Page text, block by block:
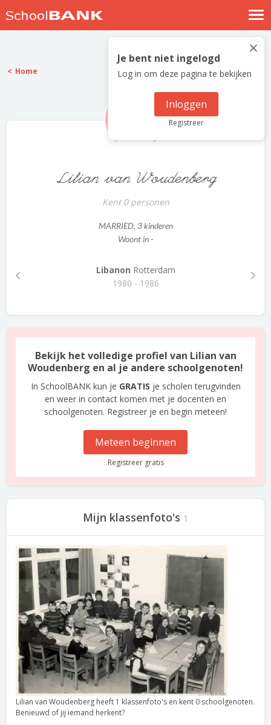
Nostalgische verhalen
Log in
Meld je gratis aan
×
Je bent niet ingelogd
Log in om deze pagina te bekijken
Inloggen
Registreer
Home
Lilian van Woudenberg
Kent 0 personen
MARRIED, 3 kinderen
Woont in -
Libanon Rotterdam
1980 - 1986
Bekijk het volledige profiel van Lilian van
Woudenberg en al je andere schoolgenoten!
In SchoolBANK kun je GRATIS je scholen terugvinden
en weer in contact komen met je docenten en
schoolgenoten. Registreer je en begin meteen!
Meteen beginnen
Registreer gratis
Mijn klassenfoto's 1
Lilian van Woudenberg heeft 1 klassenfoto's en kent 0 schoolgenoten.
Benieuwd of jij iemand herkent?